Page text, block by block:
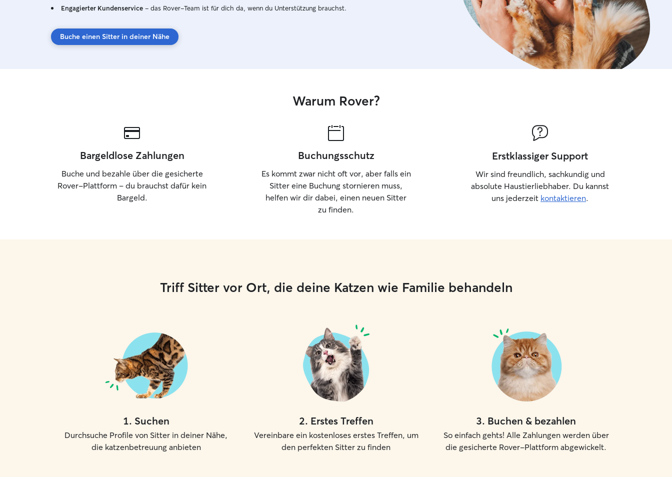
Engagierter Kundenservice – das Rover-Team ist für dich da, wenn du Unterstützung brauchst.
Buche einen Sitter in deiner Nähe
Warum Rover?
Bargeldlose Zahlungen
Buche und bezahle über die gesicherte
Rover-Plattform – du brauchst dafür kein
Bargeld.
Buchungsschutz
Es kommt zwar nicht oft vor, aber falls ein
Sitter eine Buchung stornieren muss,
helfen wir dir dabei, einen neuen Sitter
zu finden.
Erstklassiger Support
Wir sind freundlich, sachkundig und
absolute Haustierliebhaber. Du kannst
uns jederzeit kontaktieren.
Triff Sitter vor Ort, die deine Katzen wie Familie behandeln
1. Suchen
Durchsuche Profile von Sitter in deiner Nähe,
die katzenbetreuung anbieten
2. Erstes Treffen
Vereinbare ein kostenloses erstes Treffen, um
den perfekten Sitter zu finden
3. Buchen & bezahlen
So einfach gehts! Alle Zahlungen werden über
die gesicherte Rover-Plattform abgewickelt.